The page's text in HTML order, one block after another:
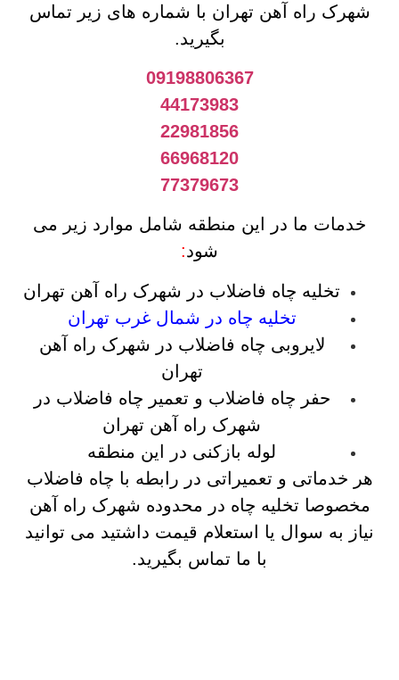
شهرک راه آهن تهران با شماره های زیر تماس
بگیرید.
09198806367
44173983
22981856
66968120
77379673
خدمات ما در این منطقه شامل موارد زیر می
شود:
تخلیه چاه فاضلاب در شهرک راه آهن تهران
تخلیه چاه در شمال غرب تهران
لایروبی چاه فاضلاب در شهرک راه آهن
تهران
حفر چاه فاضلاب و تعمیر چاه فاضلاب در
شهرک راه آهن تهران
لوله بازکنی در این منطقه
هر خدماتی و تعمیراتی در رابطه با چاه فاضلاب
مخصوصا تخلیه چاه در محدوده شهرک راه آهن
نیاز به سوال یا استعلام قیمت داشتید می توانید
با ما تماس بگیرید.